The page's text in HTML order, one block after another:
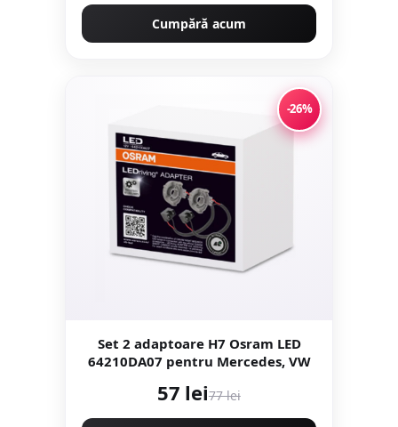
Cumpără acum
-26%
Set 2 adaptoare H7 Osram LED
64210DA07 pentru Mercedes, VW
57 lei77 lei